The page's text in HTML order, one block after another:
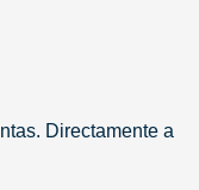
Directamente a